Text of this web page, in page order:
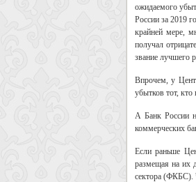
ожидаемого
России за 2019
крайней мере,
получал
звание лучшего
Впрочем, у
убытков тот, кто
А Банк России
коммерческих
Если раньше
размещая на их
сектора (ФКБС).